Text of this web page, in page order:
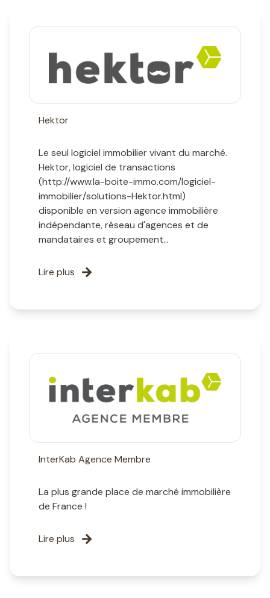
Hektor
Le seul logiciel immobilier vivant du marché.
Hektor, logiciel de transactions
(http://www.la-boite-immo.com/logiciel-
immobilier/solutions-Hektor.html)
disponible en version agence immobilière
indépendante, réseau d'agences et de
mandataires et groupement...
Lire plus
InterKab Agence Membre
La plus grande place de marché immobilière
de France !
Lire plus